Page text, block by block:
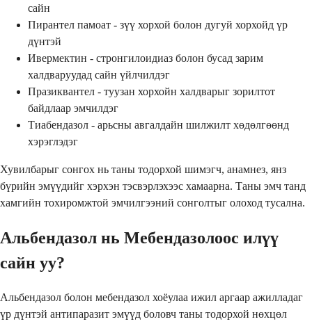
сайн
Пирантел памоат - зүү хорхой болон дугуй хорхойд үр
дүнтэй
Ивермектин - стронгилоидиаз болон бусад зарим
халдваруудад сайн үйлчилдэг
Празиквантел - туузан хорхойн халдварыг зорилтот
байдлаар эмчилдэг
Тиабендазол - арьсны авгалдайн шилжилт хөдөлгөөнд
хэрэглэдэг
Хувилбарыг сонгох нь таны тодорхой шимэгч, анамнез, янз
бүрийн эмүүдийг хэрхэн тэсвэрлэхээс хамаарна. Таны эмч танд
хамгийн тохиромжтой эмчилгээний сонголтыг олоход тусална.
Альбендазол нь Мебендазолоос илүү
сайн уу?
Альбендазол болон мебендазол хоёулаа ижил аргаар ажилладаг
үр дүнтэй антипаразит эмүүд боловч таны тодорхой нөхцөл